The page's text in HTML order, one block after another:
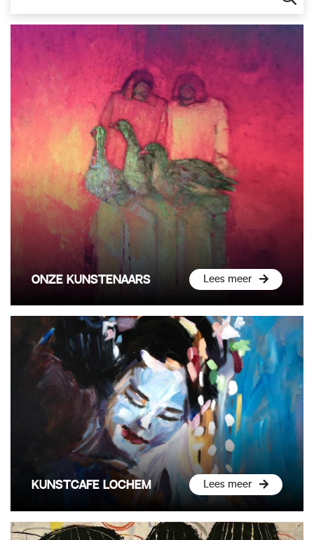
ONZE KUNSTENAARS Lees meer
KUNSTCAFÉ LOCHEM Lees meer